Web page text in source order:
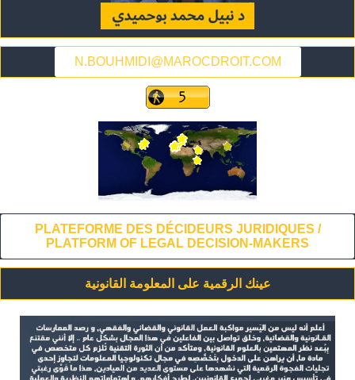
N.BOUHMIDI@MAROCDROIT.COM
PLATEFORME DES DÉCIDEURS JURIDIQUES /
PLATFORM OF LEGAL DECISION-MAKERS
عينك الرقمية على المعلومة القانونية